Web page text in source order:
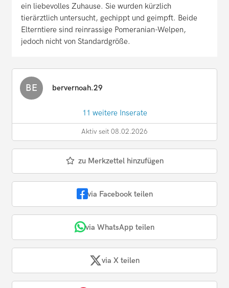
ein liebevolles Zuhause. Sie wurden kürzlich
tierärztlich untersucht, gechippt und geimpft. Beide
Elterntiere sind reinrassige Pomeranian-Welpen,
jedoch nicht von Standardgröße.
BE bervernoah.29
11 weitere Inserate
Aktiv seit 08.02.2026
zu Merkzettel hinzufügen
via Facebook teilen
via WhatsApp teilen
via X teilen